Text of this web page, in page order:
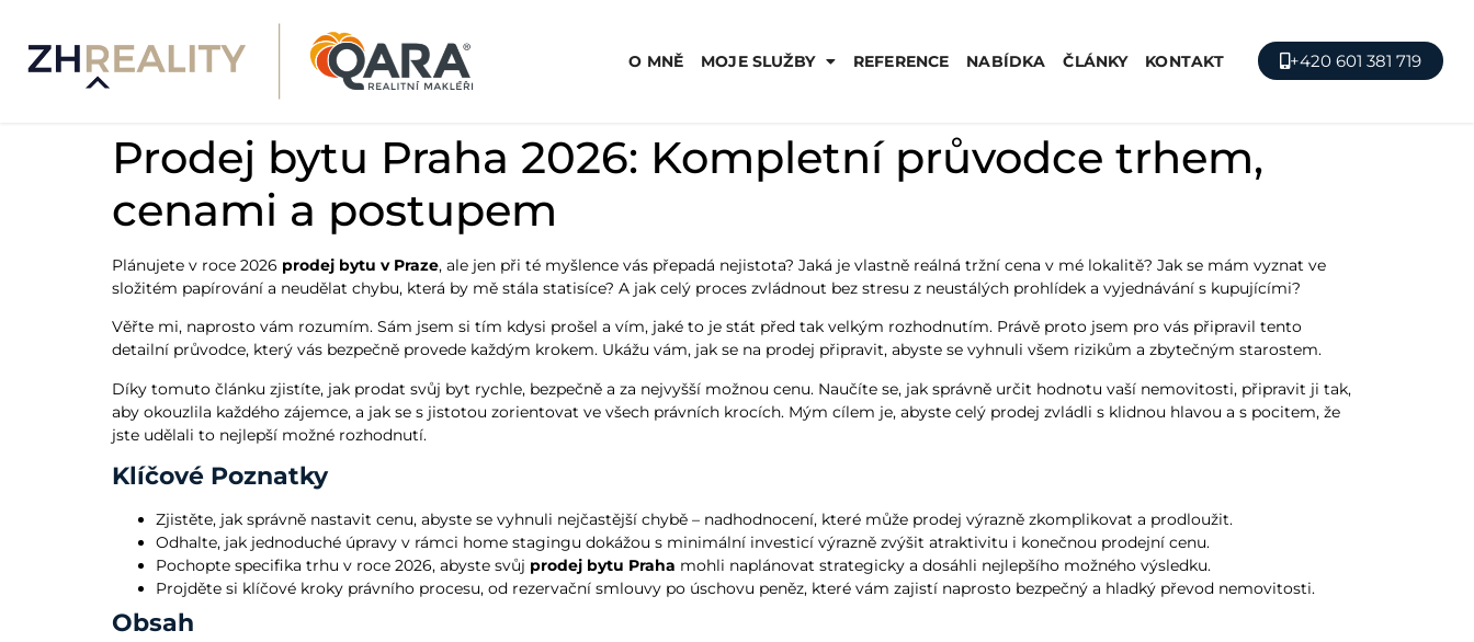
O MNĚ MOJE SLUŽBY REFERENCE NABÍDKA ČLÁNKY KONTAKT +420 601 381 719
Prodej bytu Praha 2026: Kompletní průvodce trhem,
cenami a postupem
Plánujete v roce 2026 prodej bytu v Praze, ale jen při té myšlence vás přepadá nejistota? Jaká je vlastně reálná tržní cena v mé lokalitě? Jak se mám vyznat ve
složitém papírování a neudělat chybu, která by mě stála statisíce? A jak celý proces zvládnout bez stresu z neustálých prohlídek a vyjednávání s kupujícími?
Věřte mi, naprosto vám rozumím. Sám jsem si tím kdysi prošel a vím, jaké to je stát před tak velkým rozhodnutím. Právě proto jsem pro vás připravil tento
detailní průvodce, který vás bezpečně provede každým krokem. Ukážu vám, jak se na prodej připravit, abyste se vyhnuli všem rizikům a zbytečným starostem.
Díky tomuto článku zjistíte, jak prodat svůj byt rychle, bezpečně a za nejvyšší možnou cenu. Naučíte se, jak správně určit hodnotu vaší nemovitosti, připravit ji tak,
aby okouzlila každého zájemce, a jak se s jistotou zorientovat ve všech právních krocích. Mým cílem je, abyste celý prodej zvládli s klidnou hlavou a s pocitem, že
jste udělali to nejlepší možné rozhodnutí.
Klíčové Poznatky
Zjistěte, jak správně nastavit cenu, abyste se vyhnuli nejčastější chybě – nadhodnocení, které může prodej výrazně zkomplikovat a prodloužit.
Odhalte, jak jednoduché úpravy v rámci home stagingu dokážou s minimální investicí výrazně zvýšit atraktivitu i konečnou prodejní cenu.
Pochopte specifika trhu v roce 2026, abyste svůj prodej bytu Praha mohli naplánovat strategicky a dosáhli nejlepšího možného výsledku.
Projděte si klíčové kroky právního procesu, od rezervační smlouvy po úschovu peněz, které vám zajistí naprosto bezpečný a hladký převod nemovitosti.
Obsah